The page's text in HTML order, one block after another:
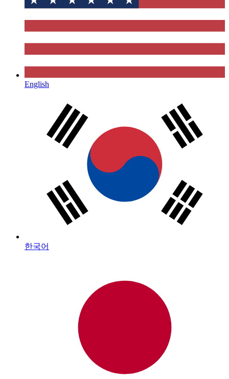
English
한국어